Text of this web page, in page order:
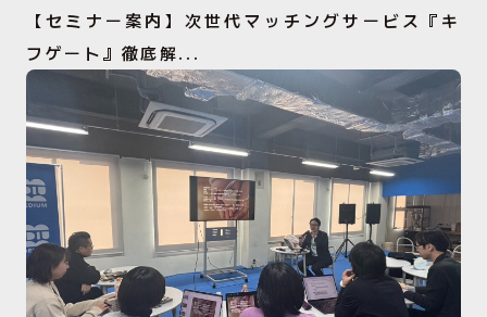
【セミナー案内】次世代マッチングサービス『キ
フゲート』徹底解...